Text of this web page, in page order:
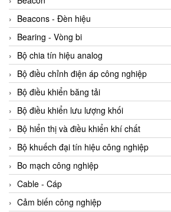
ADCA Vietnam
ADFweb Vietnam
Adler Vietnam
Ados Vietnam
Advanced Energy Vietnam
Advantech Vietnam
Agate Vietnam
AGR International Vietnam
Aichi Tokei Denki Vietnam
Aii Vietnam
AIKOH
Beacons - Đèn hiệu
Bearing - Vòng bi
Bộ chia tín hiệu analog
Bộ điều chỉnh điện áp công nghiệp
Bộ điều khiển băng tải
Bộ điều khiển lưu lượng khối
Bộ hiển thị và điều khiển khí chất
Bộ khuếch đại tín hiệu công nghiệp
Bo mạch công nghiệp
Cable - Cáp
Cảm biến công nghiệp